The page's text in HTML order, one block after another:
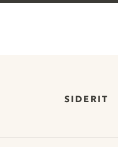
SIDERIT